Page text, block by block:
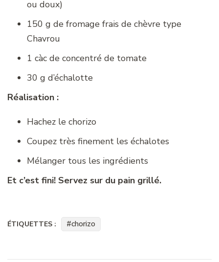
ou doux)
150 g de fromage frais de chèvre type
Chavrou
1 càc de concentré de tomate
30 g d’échalotte
Réalisation :
Hachez le chorizo
Coupez très finement les échalotes
Mélanger tous les ingrédients
Et c’est fini! Servez sur du pain grillé.
ÉTIQUETTES : chorizo